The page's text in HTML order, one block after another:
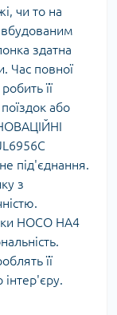
чи то на
здатна
Час повної
її
або
під'єднання.
з
HOCO HA4
її